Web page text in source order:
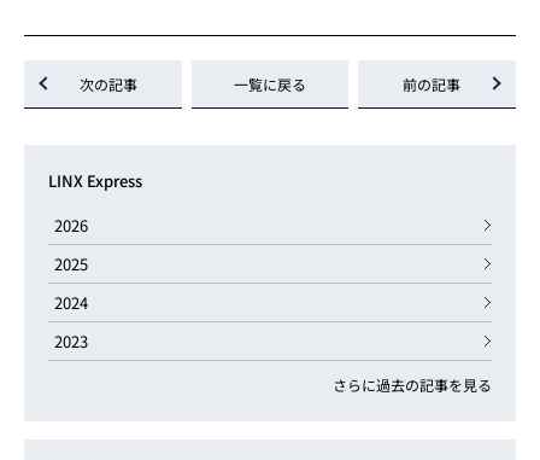
次の記事 一覧に戻る 前の記事
LINX Express
2026
2025
2024
2023
さらに過去の記事を見る